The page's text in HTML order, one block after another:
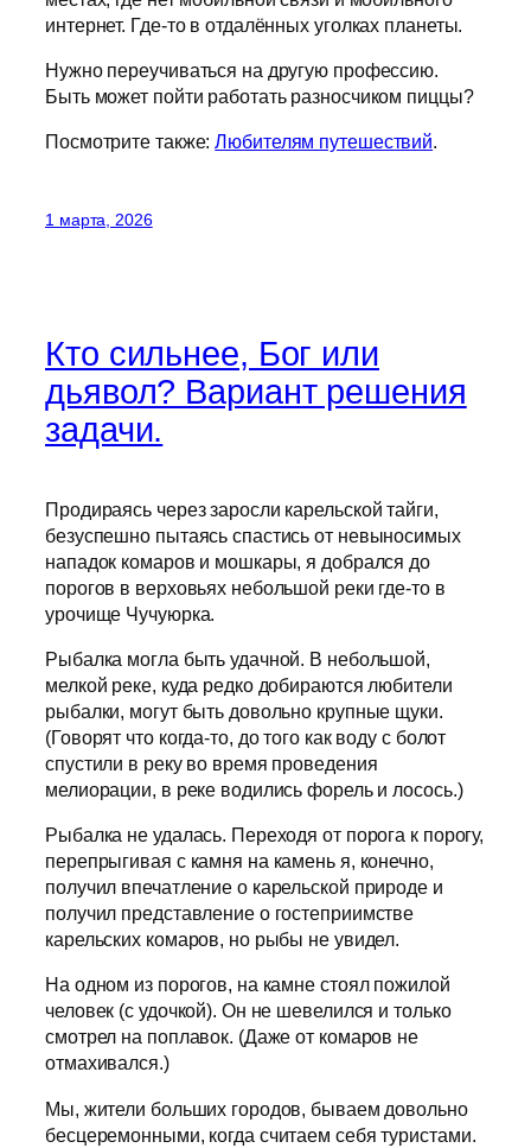
интернет. Где-то в отдалённых уголках планеты.
Нужно переучиваться на другую профессию.
Быть может пойти работать разносчиком пиццы?
Посмотрите также:Любителям путешествий.
1 марта, 2026
Кто сильнее, Бог или
дьявол? Вариант решения
задачи.
Продираясь через заросли карельской тайги,
безуспешно пытаясь спастись от невыносимых
нападок комаров и мошкары, я добрался до
порогов в верховьях небольшой реки где-то в
урочище Чучуюрка.
Рыбалка могла быть удачной. В небольшой,
мелкой реке, куда редко добираются любители
рыбалки, могут быть довольно крупные щуки.
(Говорят что когда-то, до того как воду с болот
спустили в реку во время проведения
мелиорации, в реке водились форель и лосось.)
Рыбалка не удалась. Переходя от порога к порогу,
перепрыгивая с камня на камень я, конечно,
получил впечатление о карельской природе и
получил представление о гостеприимстве
карельских комаров, но рыбы не увидел.
На одном из порогов, на камне стоял пожилой
человек (с удочкой). Он не шевелился и только
смотрел на поплавок. (Даже от комаров не
отмахивался.)
Мы, жители больших городов, бываем довольно
бесцеремонными, когда считаем себя туристами.